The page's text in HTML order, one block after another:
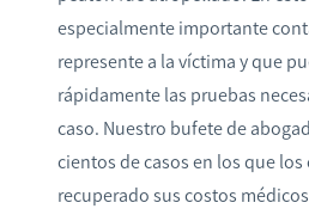
especialmente importante
represente a la víctima y que
rápidamente las pruebas
caso. Nuestro bufete de
cientos de casos en los que
recuperado sus costos